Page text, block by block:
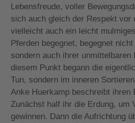
Lebensfreude, voller
sich auch gleich der Respekt vor
vielleicht auch ein leicht
Pferden begegnet, begegnet
sondern auch ihrer unmittelbaren
diesem Punkt begann die
Tun, sondern im inneren
Anke Huerkamp beschreibt ihren
Zunächst half ihr die Erdung, um
gewinnen. Dann die Aufrichtung